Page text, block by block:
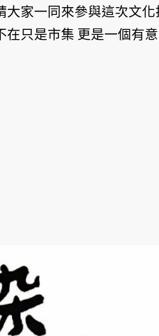
大家一同來參與這次文化
在只是市集 更是一個有